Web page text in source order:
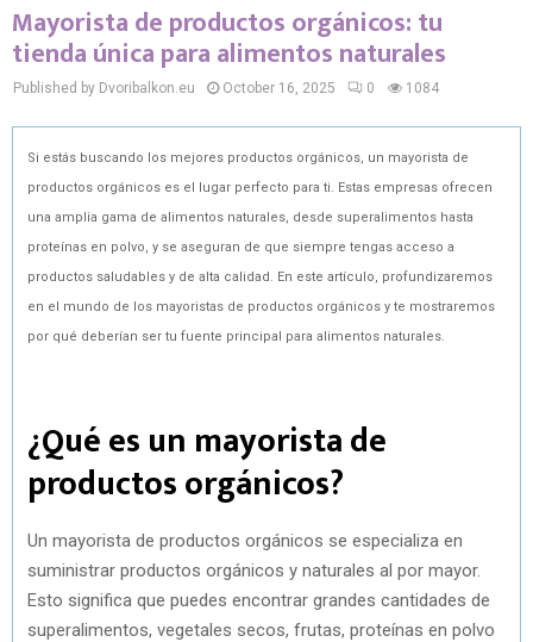
Mayorista de productos orgánicos: tu
tienda única para alimentos naturales
Published by Dvoribalkon.eu October 16, 2025 0 1084
Si estás buscando los mejores productos orgánicos, un mayorista de
productos orgánicos es el lugar perfecto para ti. Estas empresas ofrecen
una amplia gama de alimentos naturales, desde superalimentos hasta
proteínas en polvo, y se aseguran de que siempre tengas acceso a
productos saludables y de alta calidad. En este artículo, profundizaremos
en el mundo de los mayoristas de productos orgánicos y te mostraremos
por qué deberían ser tu fuente principal para alimentos naturales.
¿Qué es un mayorista de
productos orgánicos?
Un mayorista de productos orgánicos se especializa en
suministrar productos orgánicos y naturales al por mayor.
Esto significa que puedes encontrar grandes cantidades de
superalimentos, vegetales secos, frutas, proteínas en polvo